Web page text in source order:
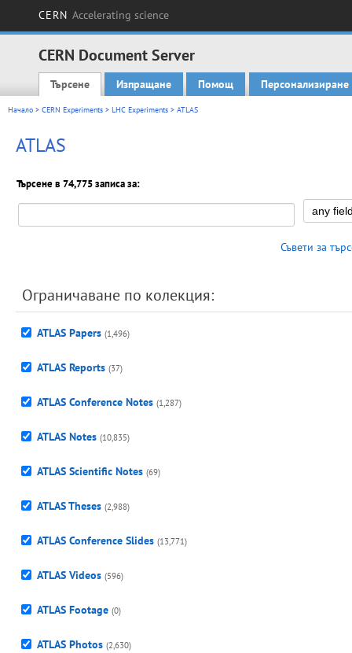
CERN Accelerating science
CERN Document Server
Main menu
Търсене Изпращане Помощ Персонализиране
Начало > CERN Experiments > LHC Experiments > ATLAS
ATLAS
Търсене в 74,775 записа за:
Съвети за
Ограничаване по колекция:
ATLAS Papers (1,496)
ATLAS Reports (37)
ATLAS Conference Notes (1,287)
ATLAS Notes (10,835)
ATLAS Scientific Notes (69)
ATLAS Theses (2,988)
ATLAS Conference Slides (13,771)
ATLAS Videos (596)
ATLAS Footage (0)
ATLAS Photos (2,630)